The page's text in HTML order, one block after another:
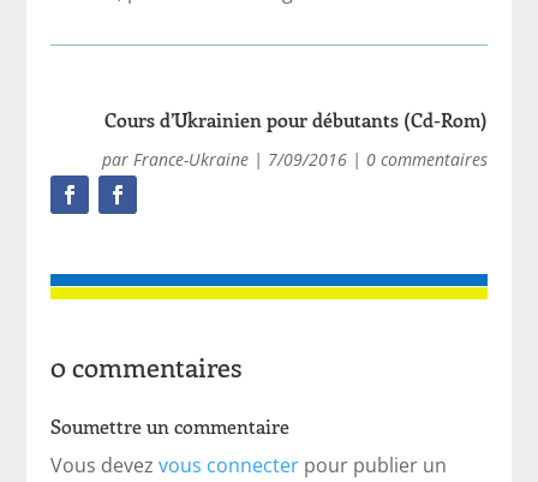
Cours d’Ukrainien pour débutants (Cd-Rom)
par France-Ukraine| 7/09/2016| 0 commentaires
0 commentaires
Soumettre un commentaire
Vous devezvous connecter pour publier un